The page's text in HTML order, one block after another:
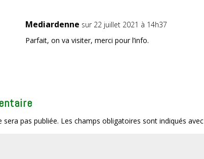
Mediardenne sur 22 juillet 2021 à 14h37
Parfait, on va visiter, merci pour l’info.
sera pas publiée. Les champs obligatoires sont indiqués avec